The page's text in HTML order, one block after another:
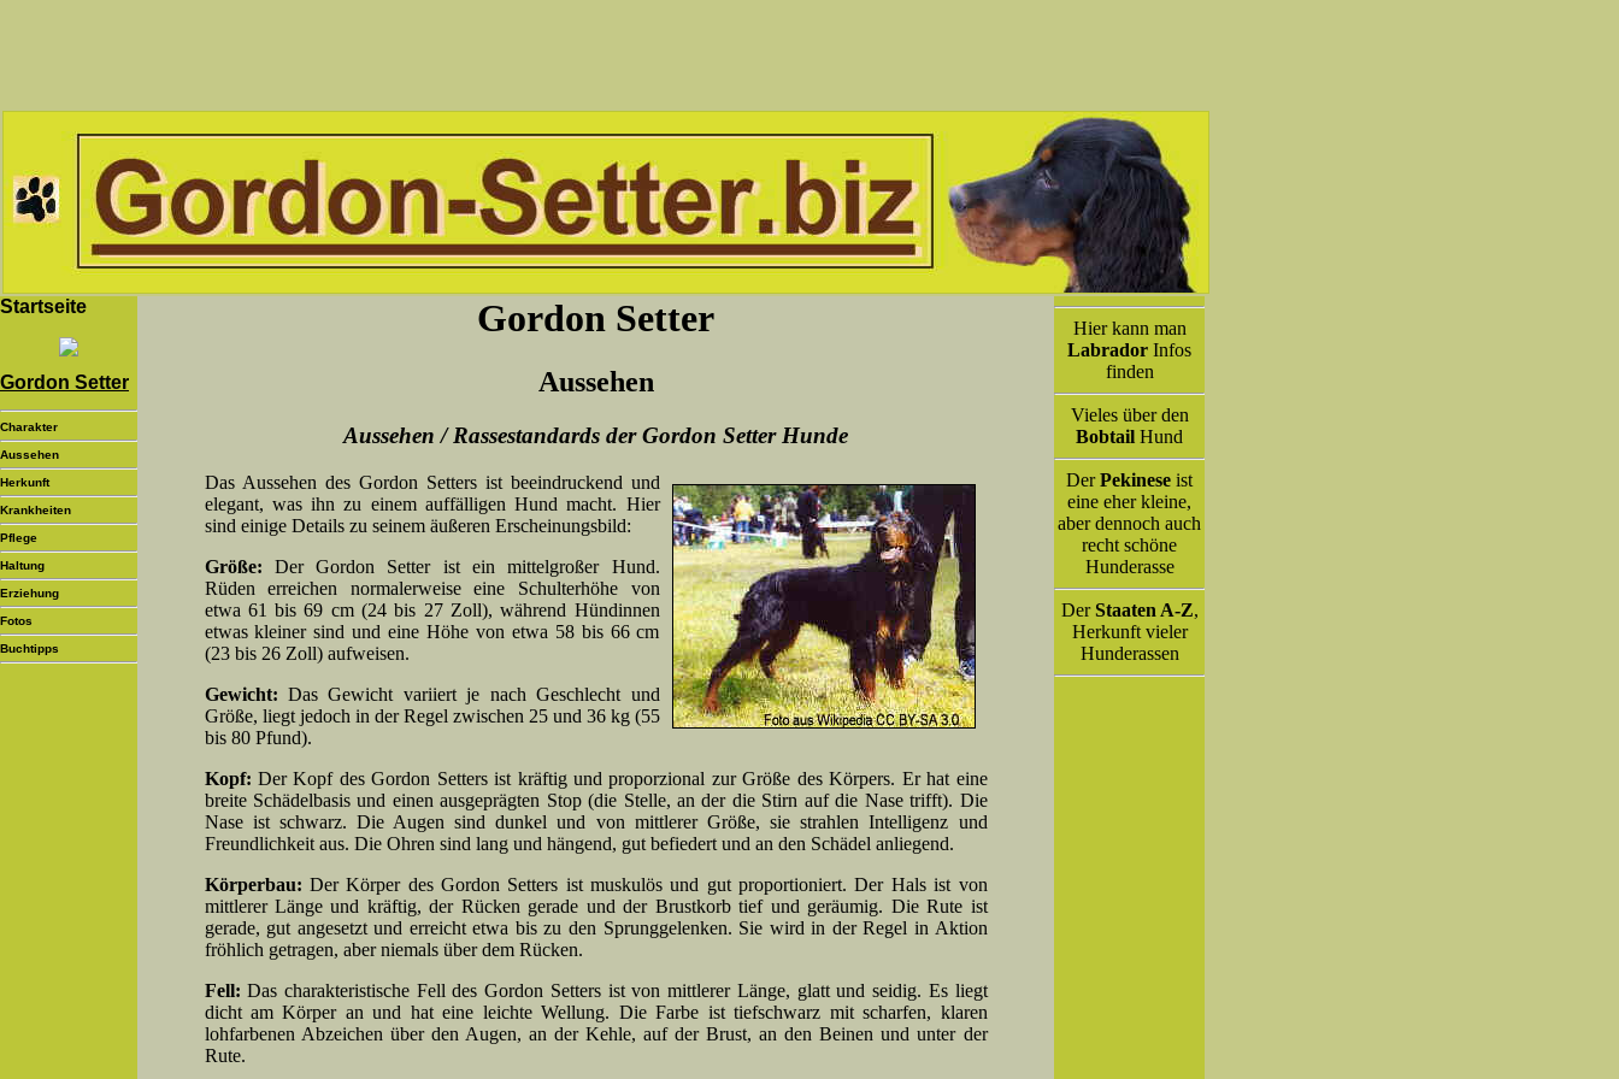
Startseite
Gordon Setter
Charakter
Aussehen
Herkunft
Krankheiten
Pflege
Haltung
Erziehung
Fotos
Buchtipps
Gordon Setter
Aussehen
Aussehen / Rassestandards der Gordon Setter Hunde
Das Aussehen des Gordon Setters ist beeindruckend und
elegant, was ihn zu einem auffälligen Hund macht. Hier
sind einige Details zu seinem äußeren Erscheinungsbild:
Größe: Der Gordon Setter ist ein mittelgroßer Hund.
Rüden erreichen normalerweise eine Schulterhöhe von
etwa 61 bis 69 cm (24 bis 27 Zoll), während Hündinnen
etwas kleiner sind und eine Höhe von etwa 58 bis 66 cm
(23 bis 26 Zoll) aufweisen.
Gewicht: Das Gewicht variiert je nach Geschlecht und
Größe, liegt jedoch in der Regel zwischen 25 und 36 kg (55
bis 80 Pfund).
Kopf: Der Kopf des Gordon Setters ist kräftig und proporzional zur Größe des Körpers. Er hat eine
breite Schädelbasis und einen ausgeprägten Stop (die Stelle, an der die Stirn auf die Nase trifft). Die
Nase ist schwarz. Die Augen sind dunkel und von mittlerer Größe, sie strahlen Intelligenz und
Freundlichkeit aus. Die Ohren sind lang und hängend, gut befiedert und an den Schädel anliegend.
Körperbau: Der Körper des Gordon Setters ist muskulös und gut proportioniert. Der Hals ist von
mittlerer Länge und kräftig, der Rücken gerade und der Brustkorb tief und geräumig. Die Rute ist
gerade, gut angesetzt und erreicht etwa bis zu den Sprunggelenken. Sie wird in der Regel in Aktion
fröhlich getragen, aber niemals über dem Rücken.
Fell: Das charakteristische Fell des Gordon Setters ist von mittlerer Länge, glatt und seidig. Es liegt
dicht am Körper an und hat eine leichte Wellung. Die Farbe ist tiefschwarz mit scharfen, klaren
lohfarbenen Abzeichen über den Augen, an der Kehle, auf der Brust, an den Beinen und unter der
Rute.
Hier kann man
Labrador Infos
finden
Vieles über den
Bobtail Hund
DerPekinese ist
eine eher kleine,
aber dennoch auch
recht schöne
Hunderasse
DerStaaten A-Z,
Herkunft vieler
Hunderassen